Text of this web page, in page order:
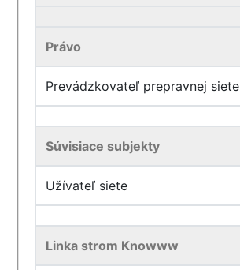
Právo
Prevádzkovateľ prepravnej siete
Súvisiace subjekty
Užívateľ siete
Linka strom Knowww